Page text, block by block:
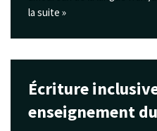
la suite »
Écriture
enseignement